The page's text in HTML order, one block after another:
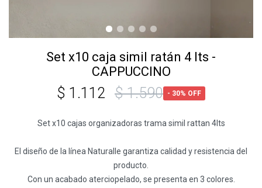
Set x10 caja simil ratán 4 lts -
CAPPUCCINO
$ 1.112 $ 1.590 30
Set x10 cajas organizadoras trama simil rattan 4lts
El diseño de la línea Naturalle garantiza calidad y resistencia del
producto.
Con un acabado aterciopelado, se presenta en 3 colores.